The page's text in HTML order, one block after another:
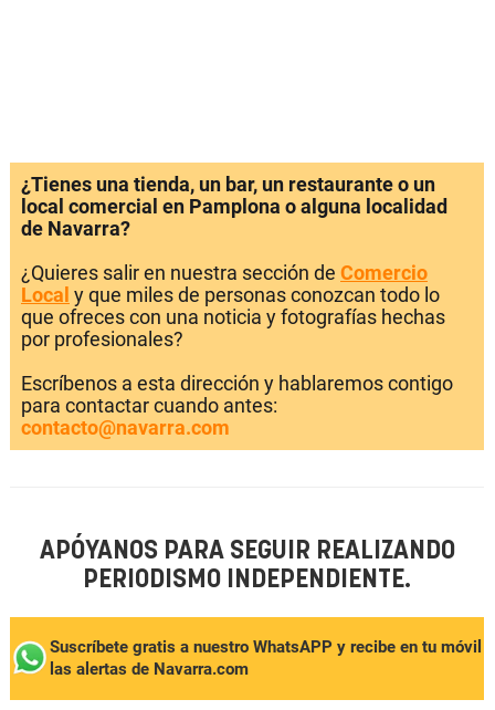
¿Tienes una tienda, un bar, un restaurante o un
local comercial en Pamplona o alguna localidad
de Navarra?
¿Quieres salir en nuestra sección de Comercio
Local y que miles de personas conozcan todo lo
que ofreces con una noticia y fotografías hechas
por profesionales?
Escríbenos a esta dirección y hablaremos contigo
para contactar cuando antes:
contacto@navarra.com
APÓYANOS PARA SEGUIR REALIZANDO
PERIODISMO INDEPENDIENTE.
Suscríbete gratis a nuestro WhatsAPP y recibe en tu móvil
las alertas de Navarra.com